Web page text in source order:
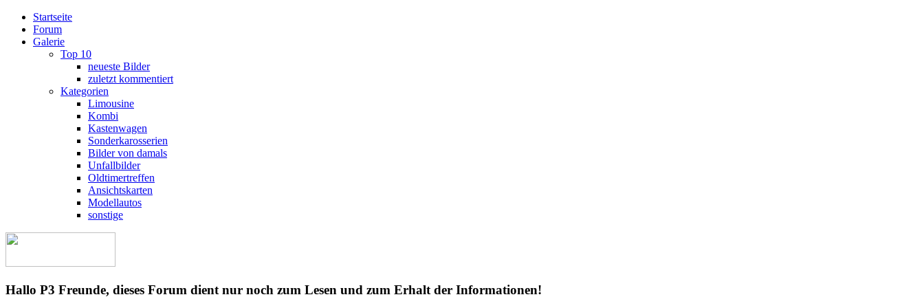
Startseite
Forum
Galerie
Top 10
neueste Bilder
zuletzt kommentiert
Kategorien
Limousine
Kombi
Kastenwagen
Sonderkarosserien
Bilder von damals
Unfallbilder
Oldtimertreffen
Ansichtskarten
Modellautos
sonstige
Hallo P3 Freunde, dieses Forum dient nur noch zum Lesen und zum Erhalt der Informationen!